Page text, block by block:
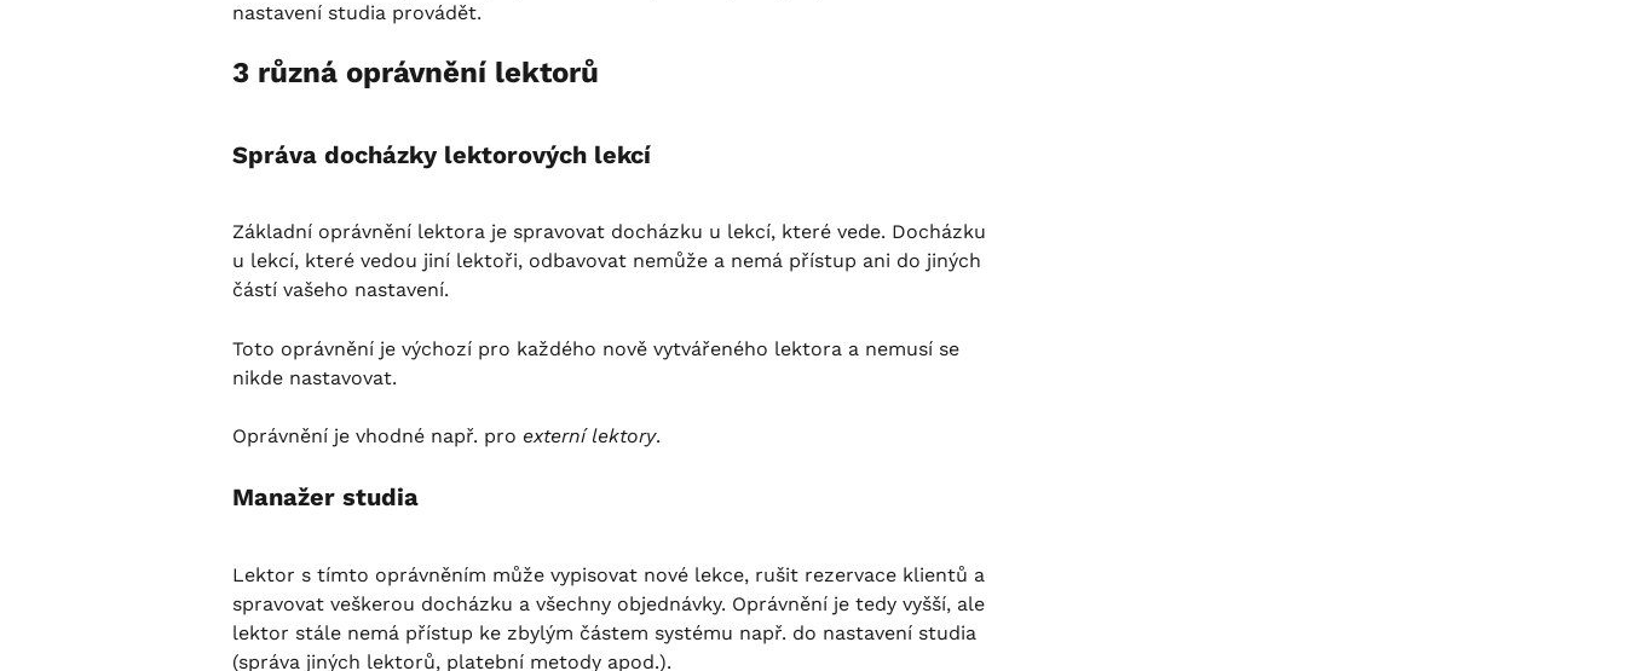
nastavení studia provádět.
3 různá oprávnění lektorů
Správa docházky lektorových lekcí
Základní oprávnění lektora je spravovat docházku u lekcí, které vede. Docházku
u lekcí, které vedou jiní lektoři, odbavovat nemůže a nemá přístup ani do jiných
částí vašeho nastavení.
Toto oprávnění je výchozí pro každého nově vytvářeného lektora a nemusí se
nikde nastavovat.
Oprávnění je vhodné např. pro externí lektory.
Manažer studia
Lektor s tímto oprávněním může vypisovat nové lekce, rušit rezervace klientů a
spravovat veškerou docházku a všechny objednávky. Oprávnění je tedy vyšší, ale
lektor stále nemá přístup ke zbylým částem systému např. do nastavení studia
(správa jiných lektorů, platební metody apod.).